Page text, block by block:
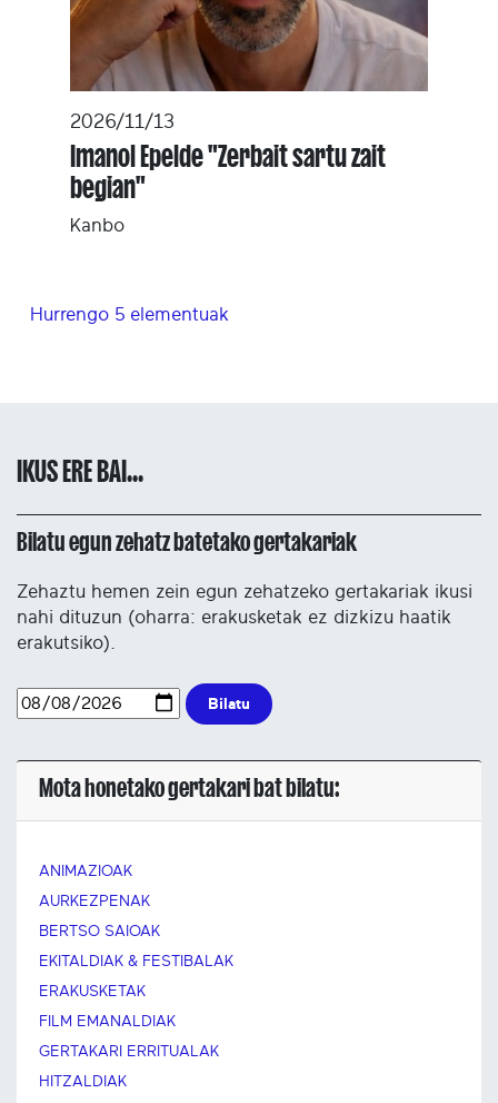
2026/11/13
Imanol Epelde "Zerbait sartu zait
begian"
Kanbo
Hurrengo 5 elementuak
IKUS ERE BAI...
Bilatu egun zehatz batetako gertakariak
Zehaztu hemen zein egun zehatzeko gertakariak ikusi
nahi dituzun (oharra: erakusketak ez dizkizu haatik
erakutsiko).
Bilatu
Mota honetako gertakari bat bilatu:
ANIMAZIOAK
AURKEZPENAK
BERTSO SAIOAK
EKITALDIAK & FESTIBALAK
ERAKUSKETAK
FILM EMANALDIAK
GERTAKARI ERRITUALAK
HITZALDIAK